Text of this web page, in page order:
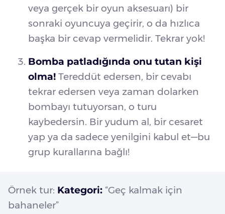
veya gerçek bir oyun aksesuarı) bir
sonraki oyuncuya geçirir, o da hızlıca
başka bir cevap vermelidir. Tekrar yok!
Bomba patladığında onu tutan kişi
olma! Tereddüt edersen, bir cevabı
tekrar edersen veya zaman dolarken
bombayı tutuyorsan, o turu
kaybedersin. Bir yudum al, bir cesaret
yap ya da sadece yenilgini kabul et—bu
grup kurallarına bağlı!
Örnek tur: Kategori: “Geç kalmak için
bahaneler”